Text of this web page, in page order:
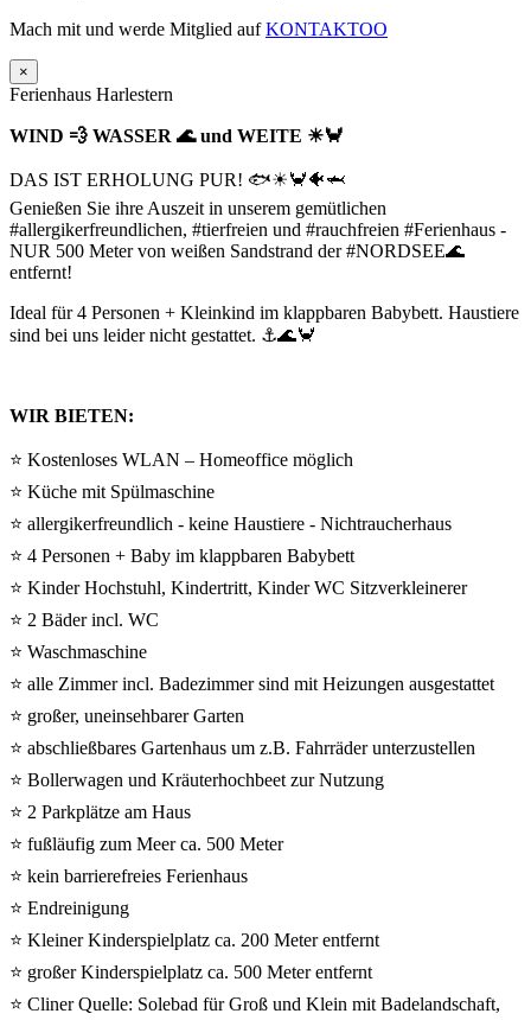
Mach mit und werde Mitglied aufKONTAKTOO
×
Ferienhaus Harlestern
WIND 💨 WASSER 🌊 und WEITE ☀🦀
DAS IST ERHOLUNG PUR! 🐟☀🦀🐠🦈
Genießen Sie ihre Auszeit in unserem gemütlichen
#allergikerfreundlichen, #tierfreien und #rauchfreien #Ferienhaus -
NUR 500 Meter von weißen Sandstrand der #NORDSEE🌊
entfernt!
Ideal für 4 Personen + Kleinkind im klappbaren Babybett. Haustiere
sind bei uns leider nicht gestattet. ⚓🌊🦀
WIR BIETEN:
⭐ Kostenloses WLAN – Homeoffice möglich
⭐ Küche mit Spülmaschine
⭐ allergikerfreundlich - keine Haustiere - Nichtraucherhaus
⭐ 4 Personen + Baby im klappbaren Babybett
⭐ Kinder Hochstuhl, Kindertritt, Kinder WC Sitzverkleinerer
⭐ 2 Bäder incl. WC
⭐ Waschmaschine
⭐ alle Zimmer incl. Badezimmer sind mit Heizungen ausgestattet
⭐ großer, uneinsehbarer Garten
⭐ abschließbares Gartenhaus um z.B. Fahrräder unterzustellen
⭐ Bollerwagen und Kräuterhochbeet zur Nutzung
⭐ 2 Parkplätze am Haus
⭐ fußläufig zum Meer ca. 500 Meter
⭐ kein barrierefreies Ferienhaus
⭐ Endreinigung
⭐ Kleiner Kinderspielplatz ca. 200 Meter entfernt
⭐ großer Kinderspielplatz ca. 500 Meter entfernt
⭐ Cliner Quelle: Solebad für Groß und Klein mit Badelandschaft,